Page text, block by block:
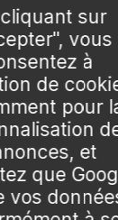
variétés au
essentiel
les sols
acides à
d'eau tout
ajouter du
sur
vous
à
de
pour
et
que
vos